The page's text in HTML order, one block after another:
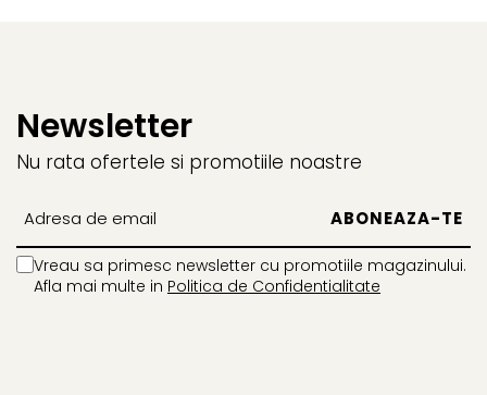
Newsletter
Nu rata ofertele si promotiile noastre
Vreau sa primesc newsletter cu promotiile magazinului.
Afla mai multe in Politica de Confidentialitate